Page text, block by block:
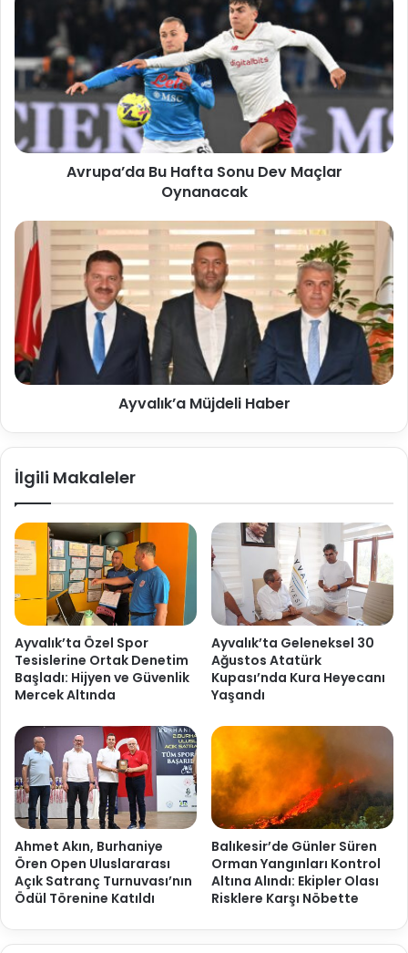
Avrupa’da Bu Hafta Sonu Dev Maçlar
Oynanacak
Ayvalık’a Müjdeli Haber
İlgili Makaleler
Ayvalık’ta Özel Spor
Tesislerine Ortak Denetim
Başladı: Hijyen ve Güvenlik
Mercek Altında
Ayvalık’ta Geleneksel 30
Ağustos Atatürk
Kupası’nda Kura Heyecanı
Yaşandı
Ahmet Akın, Burhaniye
Ören Open Uluslararası
Açık Satranç Turnuvası’nın
Ödül Törenine Katıldı
Balıkesir’de Günler Süren
Orman Yangınları Kontrol
Altına Alındı: Ekipler Olası
Risklere Karşı Nöbette